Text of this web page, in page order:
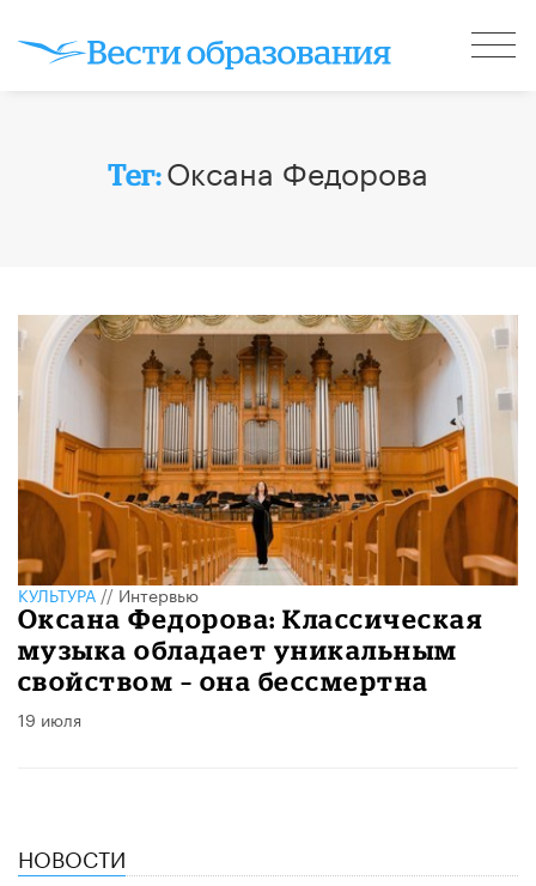
Тег:​Оксана Федорова
КУЛЬТУРА//Интервью
​Оксана Федорова: Классическая
музыка обладает уникальным
свойством – она бессмертна
19 июля
НОВОСТИ